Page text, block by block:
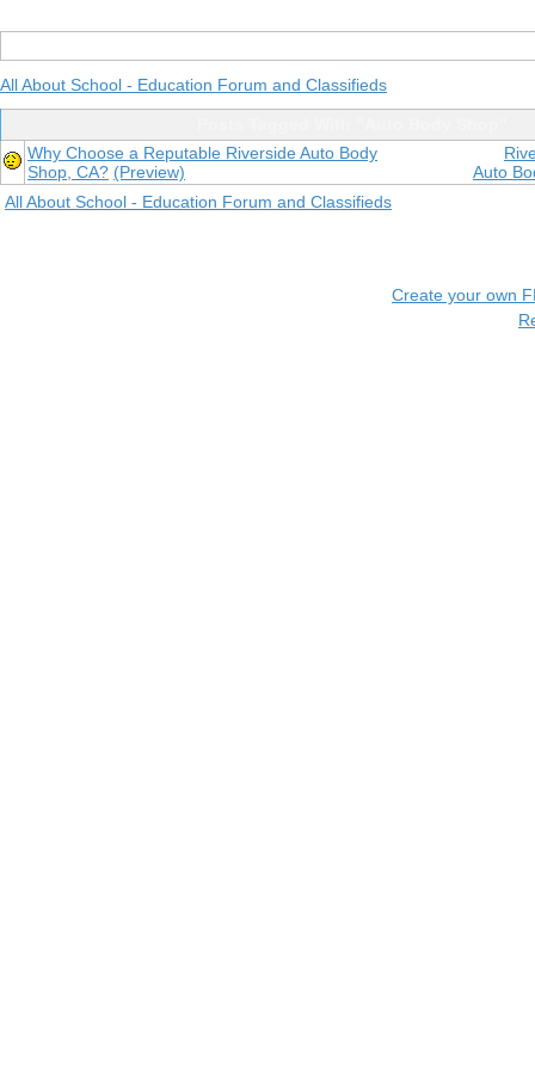
All About School - Education Forum and Classifieds
Auto
Why Choose a Reputable Riverside Auto Body
Shop, CA? (Preview)
All About School - Education Forum and Classifieds
Create your own